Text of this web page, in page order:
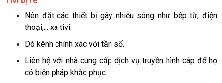
Nên đặt các thiết bị gây nhiễu sóng như bếp từ, điện
thoại,... xa tivi.
Dò kênh chính xác với tần số.
Liên hệ với nhà cung cấp dịch vụ truyền hình cáp để họ
có biện pháp khắc phục.